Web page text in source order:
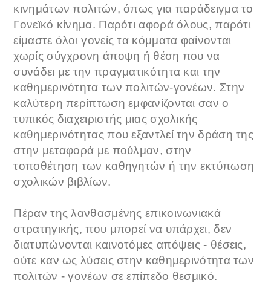
κινημάτων πολιτών, όπως για παράδειγμα το
Γονεϊκό κίνημα. Παρότι αφορά όλους, παρότι
είμαστε όλοι γονείς τα κόμματα φαίνονται
χωρίς σύγχρονη άποψη ή θέση που να
συνάδει με την πραγματικότητα και την
καθημερινότητα των πολιτών-γονέων. Στην
καλύτερη περίπτωση εμφανίζονται σαν ο
τυπικός διαχειριστής μιας σχολικής
καθημερινότητας που εξαντλεί την δράση της
στην μεταφορά με πούλμαν, στην
τοποθέτηση των καθηγητών ή την εκτύπωση
σχολικών βιβλίων.
Πέραν της λανθασμένης επικοινωνιακά
στρατηγικής, που μπορεί να υπάρχει, δεν
διατυπώνονται καινοτόμες απόψεις - θέσεις,
ούτε καν ως λύσεις στην καθημερινότητα των
πολιτών - γονέων σε επίπεδο θεσμικό.